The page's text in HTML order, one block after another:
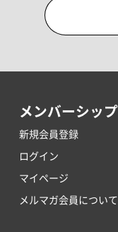
メンバーシップ
新規会員登録
ログイン
マイページ
メルマガ会員について